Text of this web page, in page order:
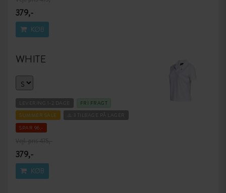
379,-
KØB
WHITE
LEVERING 1-2 DAGE
FRI FRAGT
SUMMER SALE
⚠️ 3 TILBAGE PÅ LAGER
SPAR 96,-
379,-
KØB